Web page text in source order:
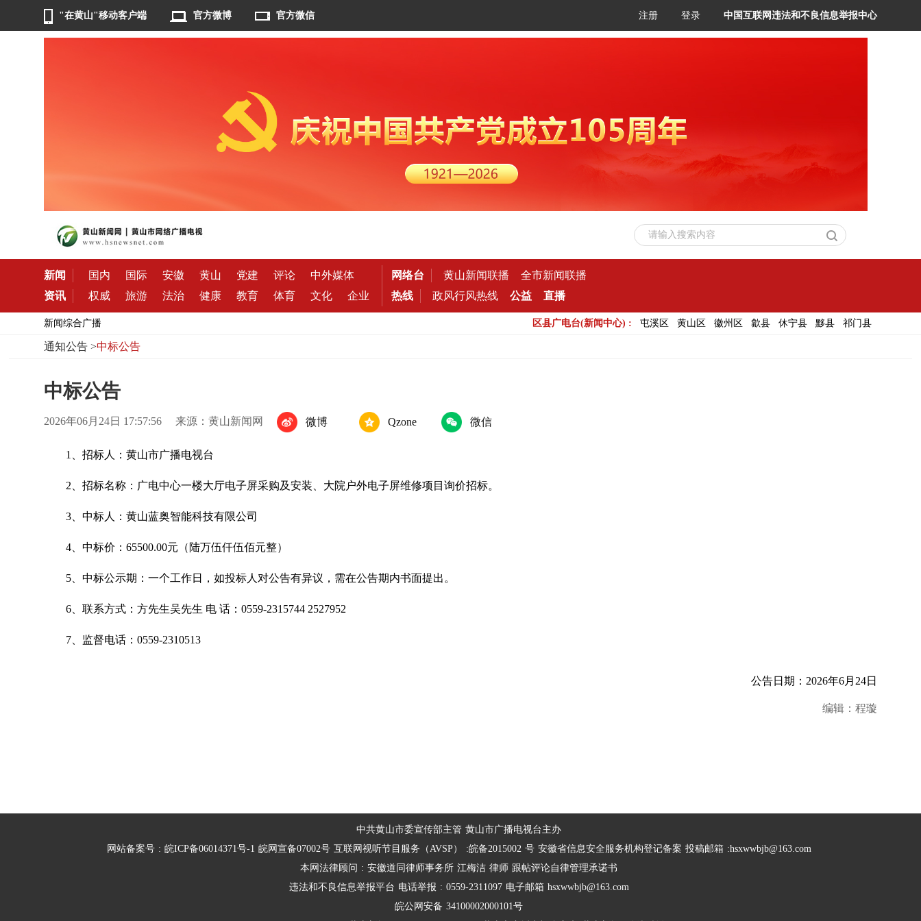
"在黄山"移动客户端 官方微博 官方微信 注册 登录 中国互联网违法和不良信息举报中心
请输入搜索内容
新闻 国内 国际 安徽 黄山 党建 评论
中外媒体
资讯
权威 旅游 法治 健康 教育 体育 文化 企业
网络台 黄山新闻联播
全市新闻联播
热线
政风行风热线 公益 直播
新闻综合广播 区县广电台(新闻中心) : 屯溪区 黄山区 徽州区 歙县 休宁县 黟县 祁门县
通知公告>中标公告
中标公告
2026年06月24日 17:57:56 来源：黄山新闻网 微博 Qzone 微信
1、 招标人： 黄山市广播电视台
2、招标名称：广电中心一楼大厅电子屏采购及安装、大院户外电子屏维修项目询价招标。
3、中标人：黄山蓝奥智能科技有限公司
4、中标价：65500.00元（陆万伍仟伍佰元整）
5、中标公示期：一个工作日，如投标人对公告有异议，需在公告期内书面提出。
6、联系方式：方先生吴先生 电 话：0559-2315744 2527952
7、监督电话：0559-2310513
公告日期：2026年6月24日
编辑：程璇
中共黄山市委宣传部主管 黄山市广播电视台主办
网站备案号 : 皖ICP备06014371号-1 皖网宣备07002号 互联网视听节目服务（AVSP） :皖备2015002 号 安徽省信息安全服务机构登记备案 投稿邮箱 :hsxwwbjb@163.com
本网法律顾问 : 安徽道同律师事务所 江梅洁 律师 跟帖评论自律管理承诺书
违法和不良信息举报平台 电话举报 : 0559-2311097 电子邮箱 hsxwwbjb@163.com
皖公网安备 34100002000101号